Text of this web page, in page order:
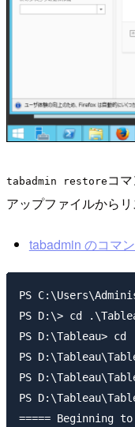
tabadmin restore コ
アップファイルからリ
tabadmin のコマ
PS
PS D:\> cd
PS D:\Tableau>
PS
PS
PS
===== Beginning